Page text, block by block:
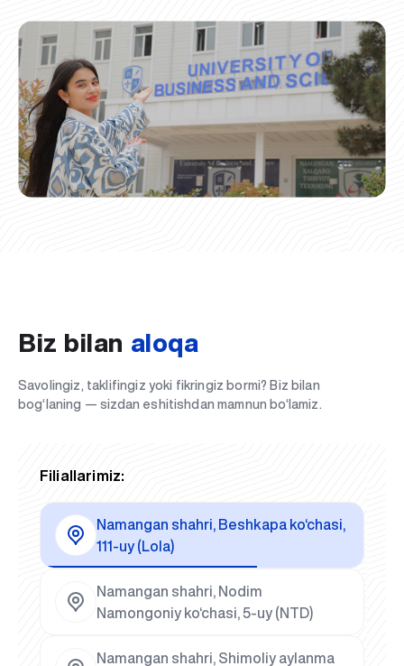
Biz bilan aloqa
Savolingiz, taklifingiz yoki fikringiz bormi? Biz bilan
bog‘laning — sizdan eshitishdan mamnun bo‘lamiz.
Filiallarimiz:
Namangan shahri, Beshkapa ko‘chasi,
111-uy (Lola)
Namangan shahri, Nodim
Namongoniy ko‘chasi, 5-uy (NTD)
Namangan shahri, Shimoliy aylanma